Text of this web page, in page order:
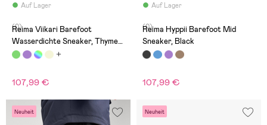
Auf Lager
(0)
Reima Viikari Barefoot
Wasserdichte Sneaker, Thyme
Green
107,99 €
Auf Lager
(0)
Reima Hyppii Barefoot Mid
Sneaker, Black
107,99 €
Neuheit Neuheit